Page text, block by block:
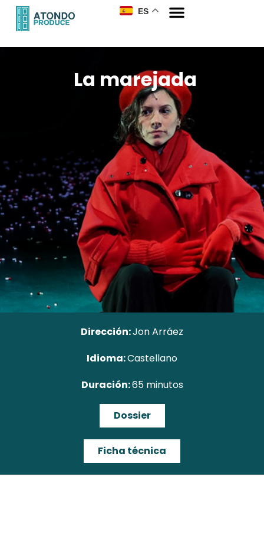
ES
La marejada
Dirección:Jon Arráez
Idioma:Castellano
Duración:65 minutos
Dossier
Ficha técnica